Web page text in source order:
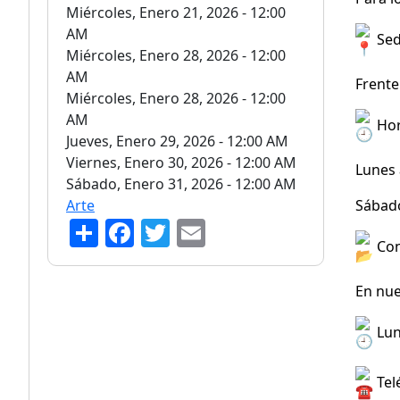
Miércoles, Enero 21, 2026 - 12:00
AM
Miércoles, Enero 28, 2026 - 12:00
AM
Miércoles, Enero 28, 2026 - 12:00
AM
Jueves, Enero 29, 2026 - 12:00 AM
Viernes, Enero 30, 2026 - 12:00 AM
Sábado, Enero 31, 2026 - 12:00 AM
Arte
S
h
F
a
T
w m
Lunes
En